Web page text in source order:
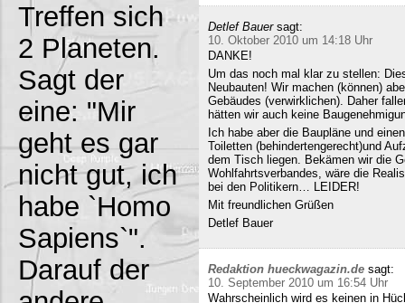
Treffen sich
2 Planeten.
Sagt der
eine: "Mir
geht es gar
nicht gut, ich
habe `Homo
Sapiens`".
Darauf der
Detlef Bauer sagt:
10. Oktober 2010 um 14:18 Uhr
DANKE!
Um das noch mal klar zu stellen:
Neubauten! Wir machen (können)
Gebäudes (verwirklichen). Daher
hätten wir auch keine
Ich habe aber die Baupläne und
Toiletten (behindertengerecht)und
dem Tisch liegen. Bekämen wir die
Wohlfahrtsverbandes, wäre die
bei den Politikern… LEIDER!
Mit freundlichen Grüßen
Detlef Bauer
Redaktion hueckwagazin.de sagt:
10. September 2010 um 16:54 Uhr
Wahrscheinlich wird es keinen in